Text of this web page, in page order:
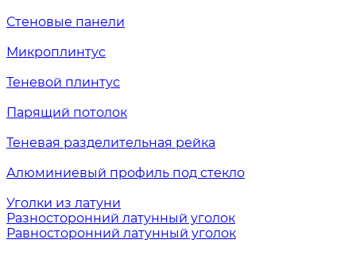
Стеновые панели
Микроплинтус
Теневой плинтус
Парящий потолок
Теневая разделительная рейка
Алюминиевый профиль под стекло
Уголки из латуни
Разносторонний латунный уголок
Равносторонний латунный уголок